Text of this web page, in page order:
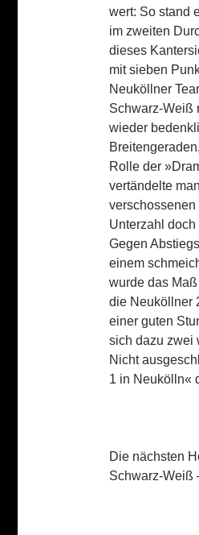
wert: So stand
im zweiten
dieses
mit sieben
Neuköllner
Schwarz-Weiß
wieder
Rolle der
vertändelte
Unterzahl doch
Gegen
einem
wurde das
die Neuköllner
einer guten
sich dazu zwei
Nicht
1 in Neukölln«
Die nächsten
Schwarz-Weiß